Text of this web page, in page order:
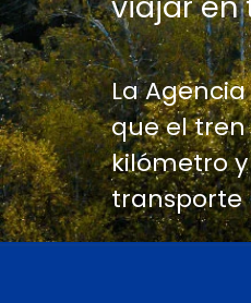
La
que el
kilómetro
transporte